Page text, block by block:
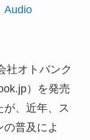
Audio
社オトバンク
）を発売
が、近年、ス
普及によ